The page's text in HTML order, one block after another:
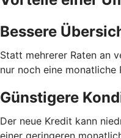
Bessere
Statt mehrerer Raten an
nur noch eine monatliche
Günstigere
Der neue Kredit kann
einer geringeren